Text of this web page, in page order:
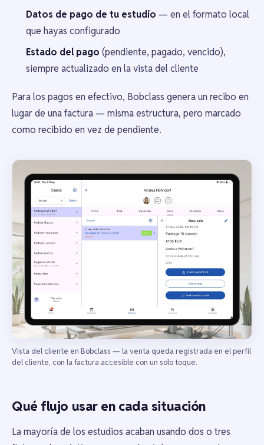
Datos de pago de tu estudio — en el formato local
que hayas configurado
Estado del pago (pendiente, pagado, vencido),
siempre actualizado en la vista del cliente
Para los pagos en efectivo, Bobclass genera un recibo en
lugar de una factura — misma estructura, pero marcado
como recibido en vez de pendiente.
Vista del cliente en Bobclass — la venta queda registrada en el perfil
del cliente, con la factura accesible con un solo toque.
Qué flujo usar en cada situación
La mayoría de los estudios acaban usando dos o tres